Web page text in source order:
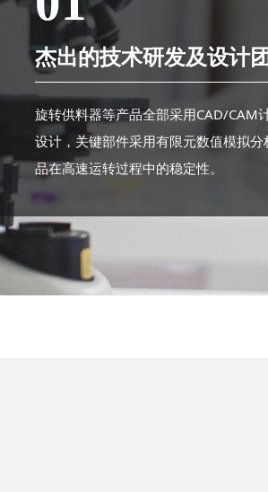
杰出的技术研发及设计
旋转供料器等产品全部采用CAD/CAM
设计，关键部件采用有限元数值模拟
品在高速运转过程中的稳定性。